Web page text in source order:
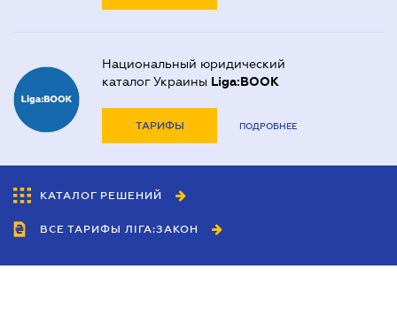
Национальный юридический
каталог Украины Liga:BOOK
ТАРИФЫ ПОДРОБНЕЕ
КАТАЛОГ РЕШЕНИЙ
ВСЕ ТАРИФЫ ЛІГА:ЗАКОН